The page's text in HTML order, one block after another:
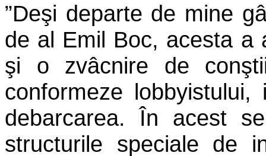
”Deşi departe de mine
de al Emil Boc, acesta a
şi o zvâcnire de
conformeze
debarcarea. În acest
structurile speciale de